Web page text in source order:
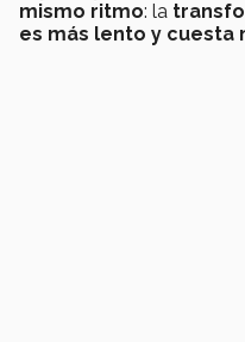
mismo ritmo: la
es más lento y cuesta